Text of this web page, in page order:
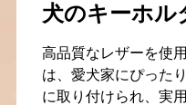
犬のキーホル
高品質なレザーを使
は、愛犬家にぴった
に取り付けられ、実